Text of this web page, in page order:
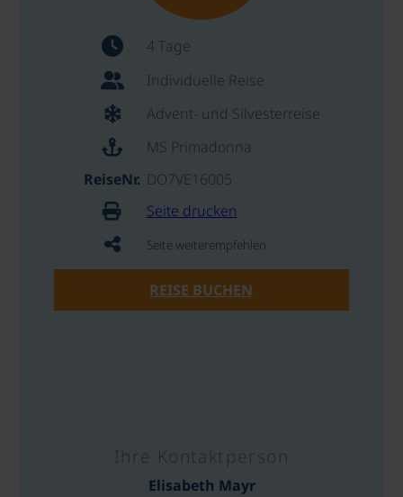
4 Tage
Individuelle Reise
Advent- und Silvesterreise
MS Primadonna
ReiseNr. DO7VE16005
Seite drucken
Seite weiterempfehlen
REISE BUCHEN
Ihre Kontaktperson
Elisabeth Mayr